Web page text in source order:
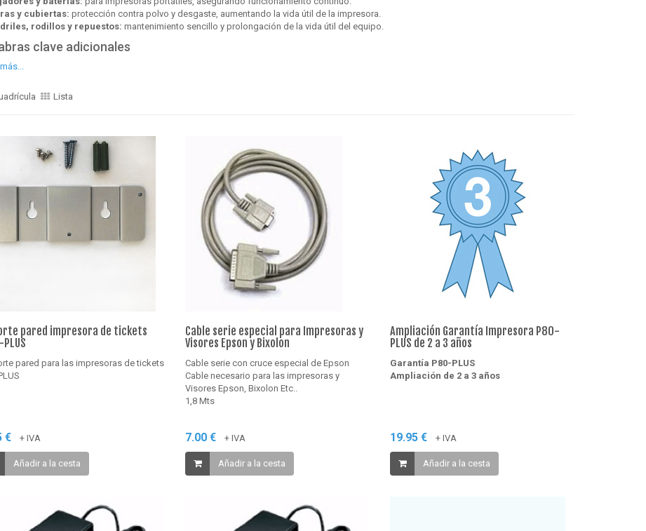
y cubiertas: protección contra polvo y desgaste, aumentando la vida útil de la impresora.
rodillos y repuestos: mantenimiento sencillo y prolongación de la vida útil del equipo.
clave adicionales
Lista
pared impresora de tickets
pared para las impresoras de tickets
€ + IVA
Añadir a la cesta
Cable serie especial para Impresoras y
Visores Epson y Bixolon
Cable serie con cruce especial de Epson
Cable necesario para las impresoras y
Visores Epson, Bixolon Etc..
1,8 Mts
7.00 € + IVA
Añadir a la cesta
Ampliación Garantía Impresora P80-
PLUS de 2 a 3 años
Garantía P80-PLUS
Ampliación de 2 a 3 años
19.95 € + IVA
Añadir a la cesta